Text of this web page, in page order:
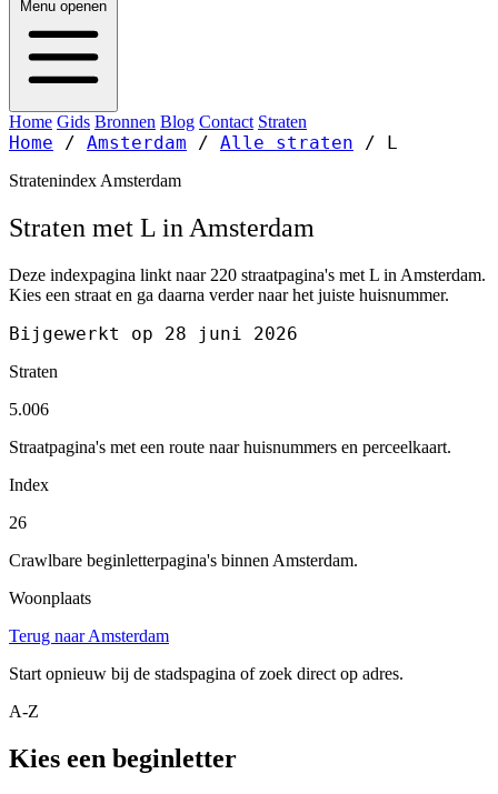
Menu openen
Home Gids Bronnen Blog Contact Straten
Home / Amsterdam / Alle straten / L
Stratenindex Amsterdam
Straten met L in Amsterdam
Deze indexpagina linkt naar 220 straatpagina's met L in Amsterdam.
Kies een straat en ga daarna verder naar het juiste huisnummer.
Bijgewerkt op 28 juni 2026
Straten
5.006
Straatpagina's met een route naar huisnummers en perceelkaart.
Index
26
Crawlbare beginletterpagina's binnen Amsterdam.
Woonplaats
Terug naar Amsterdam
Start opnieuw bij de stadspagina of zoek direct op adres.
A-Z
Kies een beginletter